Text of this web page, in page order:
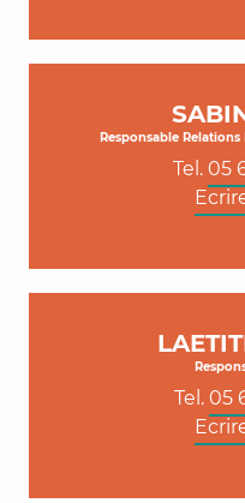
Responsable Relations
Tel. 05
Tel. 05